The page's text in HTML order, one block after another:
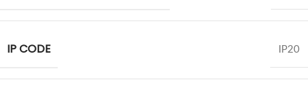
IP CODE IP20